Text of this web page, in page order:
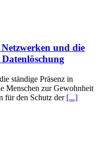
und die
ständige Präsenz in
Menschen zur Gewohnheit
für den Schutz der [...]